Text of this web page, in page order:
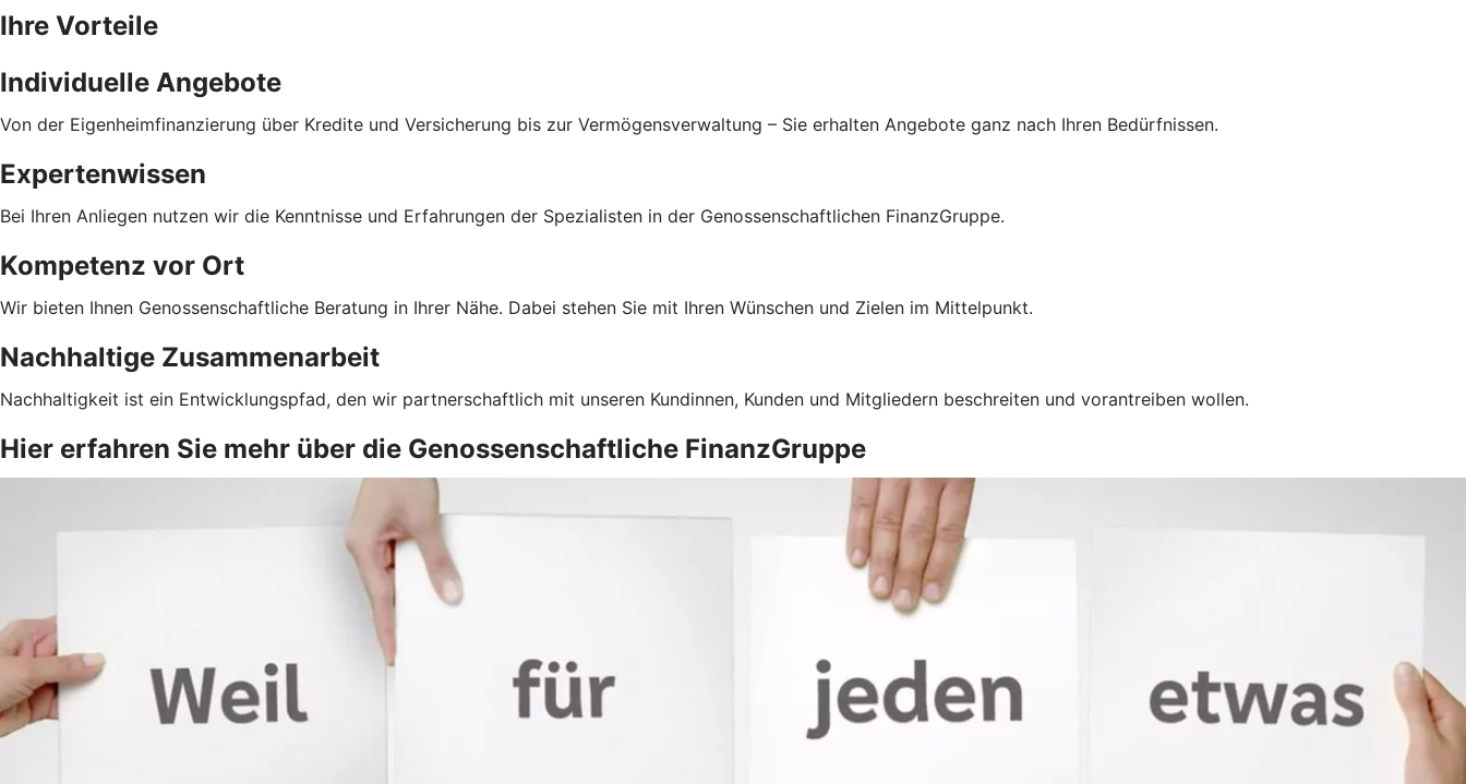
Ihre Vorteile
Individuelle Angebote
Von der Eigenheimfinanzierung über Kredite und Versicherung bis zur Vermögensverwaltung – Sie erhalten Angebote ganz nach Ihren Bedürfnissen.
Expertenwissen
Bei Ihren Anliegen nutzen wir die Kenntnisse und Erfahrungen der Spezialisten in der Genossenschaftlichen FinanzGruppe.
Kompetenz vor Ort
Wir bieten Ihnen Genossenschaftliche Beratung in Ihrer Nähe. Dabei stehen Sie mit Ihren Wünschen und Zielen im Mittelpunkt.
Nachhaltige Zusammenarbeit
Nachhaltigkeit ist ein Entwicklungspfad, den wir partnerschaftlich mit unseren Kundinnen, Kunden und Mitgliedern beschreiten und vorantreiben wollen.
Hier erfahren Sie mehr über die Genossenschaftliche FinanzGruppe